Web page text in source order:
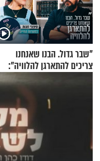
"שבר גדול. הבנו שאנחנו
צריכים להתארגן להלוויה":
זוגיות במבחן, הפעם עם מרים